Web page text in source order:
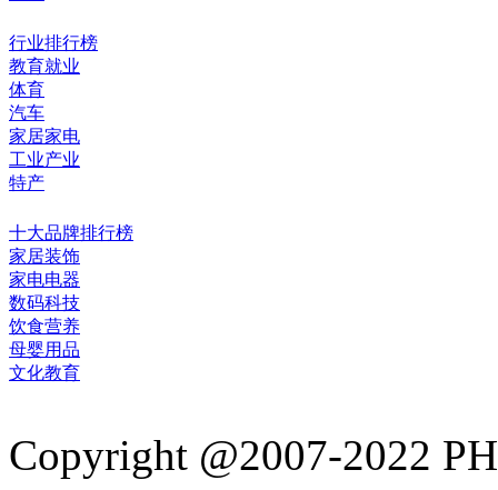
行业排行榜
教育就业
体育
汽车
家居家电
工业产业
特产
十大品牌排行榜
家居装饰
家电电器
数码科技
饮食营养
母婴用品
文化教育
Copyright @2007-2022